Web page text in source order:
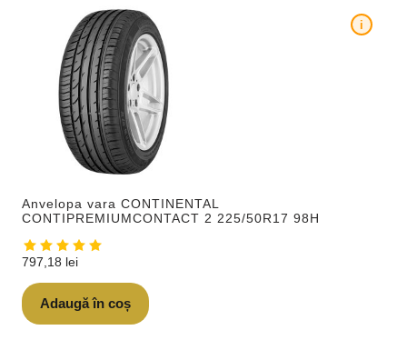
Anvelopa vara CONTINENTAL
CONTIPREMIUMCONTACT 2 225/50R17 98H
i
797,18 lei
Adaugă în coș